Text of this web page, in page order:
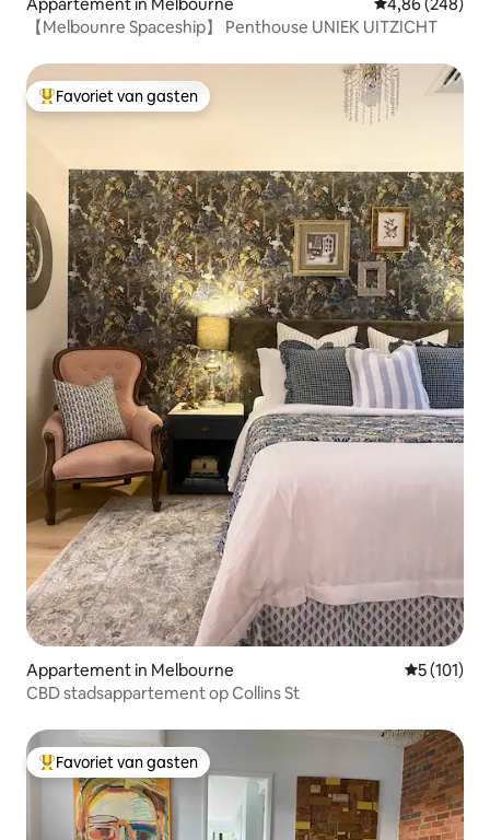
【Melbounre Spaceship】 Penthouse UNIEK UITZICHT
Topfavoriet van gasten
Favoriet van gasten
Appartement in Melbourne
5 (101)
CBD stadsappartement op Collins St
Topfavoriet van gasten
Favoriet van gasten